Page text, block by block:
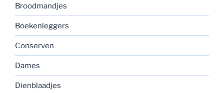
Broodmandjes
Boekenleggers
Conserven
Dames
Dienblaadjes